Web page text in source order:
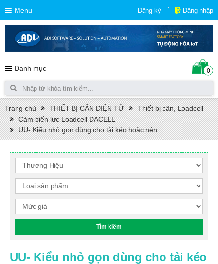
Menu Đăng ký Đăng nhập
Danh mục 0
Trang chủ THIẾT BỊ CÂN ĐIỆN TỬ
Thiết bị cân, Loadcell
Cảm biến lực Loadcell DACELL
UU- Kiểu nhỏ gọn dùng cho tải kéo hoặc nén
UU- Kiểu nhỏ gọn dùng cho tải kéo